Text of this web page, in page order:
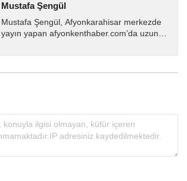
Mustafa Şengül
Mustafa Şengül, Afyonkarahisar merkezde
yayın yapan afyonkenthaber.com’da uzun
almakta, haber akışı...